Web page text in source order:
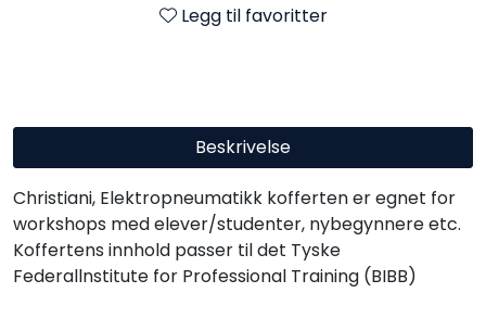
Legg til favoritter
Beskrivelse
Christiani, Elektropneumatikk kofferten er egnet for
workshops med elever/studenter, nybegynnere etc.
Koffertens innhold passer til det Tyske
Federallnstitute for Professional Training (BIBB)